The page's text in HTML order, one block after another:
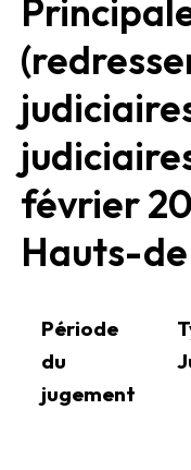
février
Hauts-
Période
du
jugement